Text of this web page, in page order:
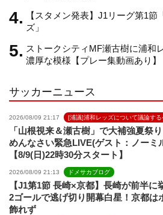
【スタメン発表】J1リーグ第1
ズ」
ストークシティMF瀬古樹に浦和
濃厚な模様【プレー集動画あり】
サッカーニュース
2026/08/09 21:17 [浦議]浦和レッズについて議論する
「山根視来＆瀬古樹」で大補強夏祭
めんなさい緊急LIVE(ゲスト：ノーミ
【8/9(日)22時30分スタート】
2026/08/09 21:13 ドメサカブログ
【J1第1節 長崎×京都】長崎が前半
2ゴールで逃げ切り開幕白星！京都は
飾れず